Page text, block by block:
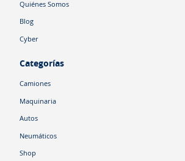
Quiénes Somos
Blog
Cyber
Categorías
Camiones
Maquinaria
Autos
Neumáticos
Shop